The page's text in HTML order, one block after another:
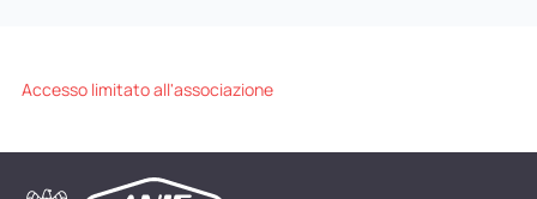
Accesso limitato all'associazione